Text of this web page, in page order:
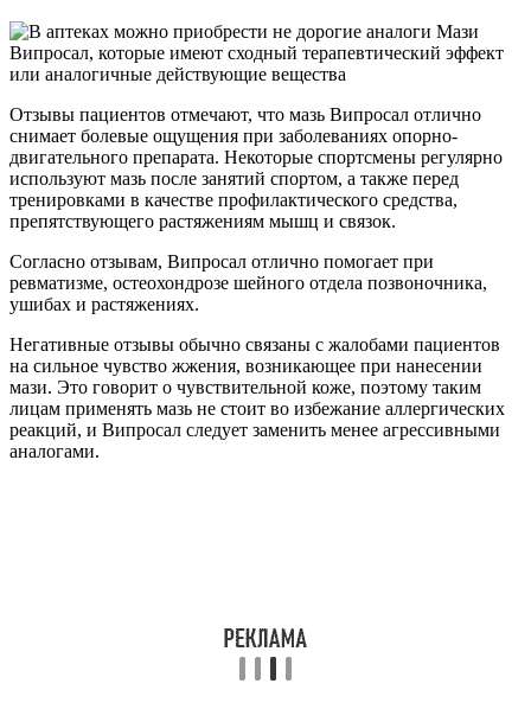
Отзывы пациентов отмечают, что мазь Випросал отлично
снимает болевые ощущения при заболеваниях опорно-
двигательного препарата. Некоторые спортсмены регулярно
используют мазь после занятий спортом, а также перед
тренировками в качестве профилактического средства,
препятствующего растяжениям мышц и связок.
Согласно отзывам, Випросал отлично помогает при
ревматизме, остеохондрозе шейного отдела позвоночника,
ушибах и растяжениях.
Негативные отзывы обычно связаны с жалобами пациентов
на сильное чувство жжения, возникающее при нанесении
мази. Это говорит о чувствительной коже, поэтому таким
лицам применять мазь не стоит во избежание аллергических
реакций, и Випросал следует заменить менее агрессивными
аналогами.